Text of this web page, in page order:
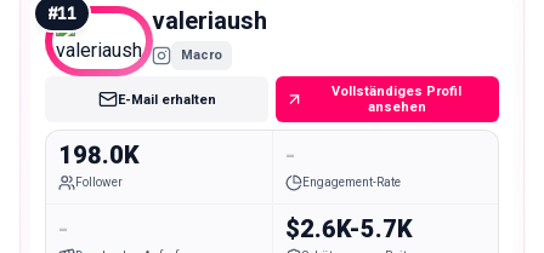
#11 valeriaush
Macro
E-Mail erhalten
Vollständiges Profil
ansehen
198.0K
Follower
-
Engagement-Rate
- $2.6K-5.7K